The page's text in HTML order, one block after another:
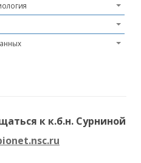
к к.б.н. Сурниной